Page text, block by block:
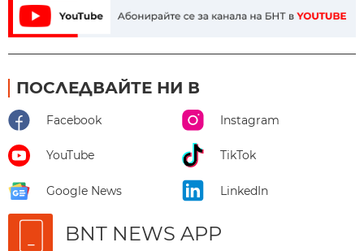
ПОСЛЕДВАЙТЕ НИ В
Facebook Instagram
YouTube TikTok
Google News LinkedIn
BNT NEWS APP